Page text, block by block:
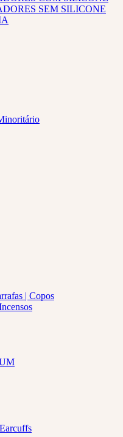
SEM SILICONE
| Copos